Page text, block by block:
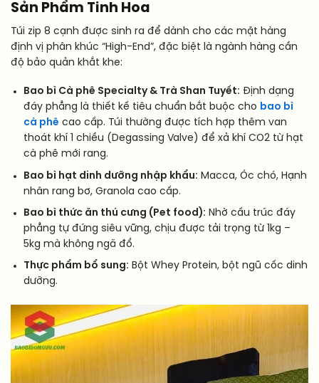
Sản Phẩm Tinh Hoa
Túi zip 8 cạnh được sinh ra để dành cho các mặt hàng
định vị phân khúc “High-End”, đặc biệt là ngành hàng cần
độ bảo quản khắt khe:
Bao bì Cà phê Specialty & Trà Shan Tuyết: Định dạng
đáy phẳng là thiết kế tiêu chuẩn bắt buộc cho bao bì
cà phê cao cấp. Túi thường được tích hợp thêm van
thoát khí 1 chiều (Degassing Valve) để xả khí CO2 từ hạt
cà phê mới rang.
Bao bì hạt dinh dưỡng nhập khẩu: Macca, Óc chó, Hạnh
nhân rang bơ, Granola cao cấp.
Bao bì thức ăn thú cưng (Pet food): Nhờ cấu trúc đáy
phẳng tự đứng siêu vững, chịu được tải trọng từ 1kg –
5kg mà không ngã đổ.
Thực phẩm bổ sung: Bột Whey Protein, bột ngũ cốc dinh
dưỡng.